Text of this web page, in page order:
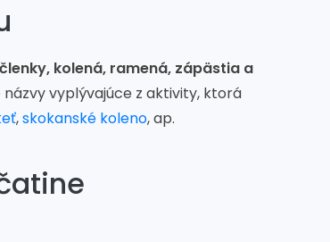
kolená, ramená, zápästia a
vyplývajúce z aktivity, ktorá
,skokanské koleno, ap.